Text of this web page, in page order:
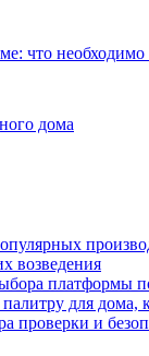
что необходимо
дома
возведения
платформы
для дома,
проверки и